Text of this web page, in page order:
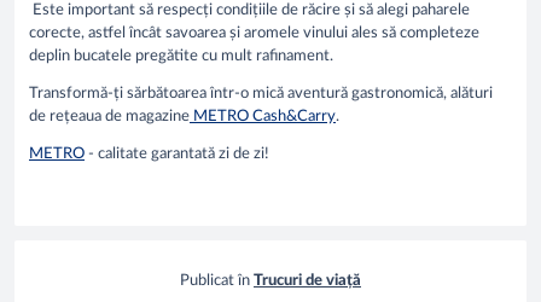
Este important să respecți condițiile de răcire și să alegi paharele
corecte, astfel încât savoarea și aromele vinului ales să completeze
deplin bucatele pregătite cu mult rafinament.
Transformă-ți sărbătoarea într-o mică aventură gastronomică, alături
de rețeaua de magazine METRO Cash&Carry.
METRO - calitate garantată zi de zi!
Publicat în Trucuri de viață